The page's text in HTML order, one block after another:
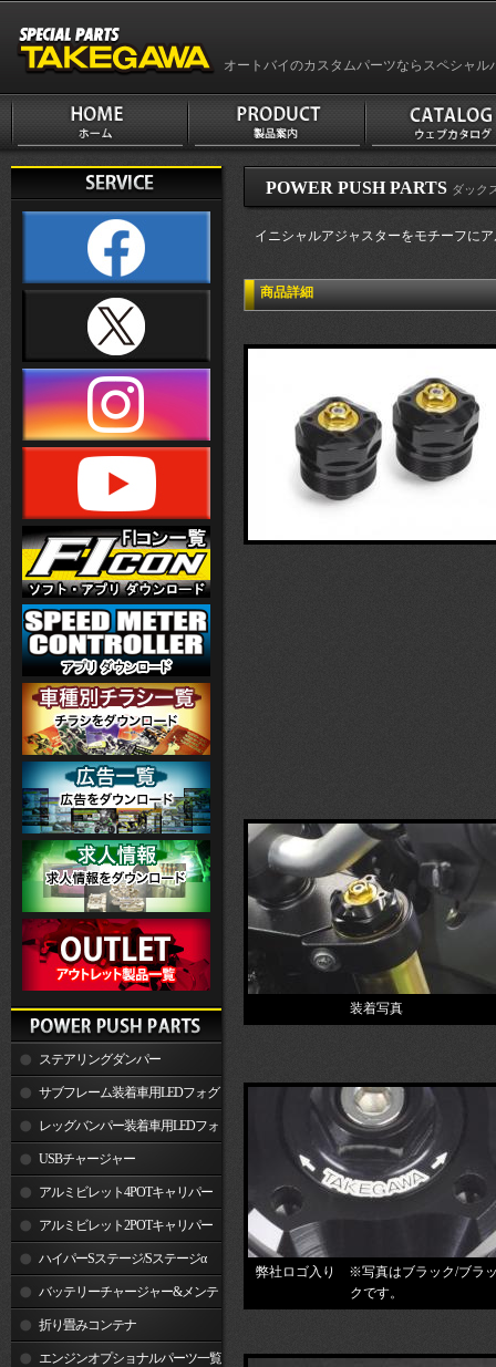
オートバイのカスタムパーツならスペシャル
ステアリングダンパー
サブフレーム装着車用LEDフォグ
ランプレッグバンパー装着車用LEDフォ
グランプUSBチャージャー
アルミビレット4POTキャリパー
関連製品アルミビレット2POTキャリパー
関連製品ハイパーSステージ/Sステージα
バッテリーチャージャー&メンテ
ナー 折り畳みコンテナ
エンジンオプショナルパーツ一覧
POWER PUSH PARTS ダック
イニシャルアジャスターをモチーフに
商品詳細
装着写真
弊社ロゴ入り ※写真はブラック/ブラ
クです。